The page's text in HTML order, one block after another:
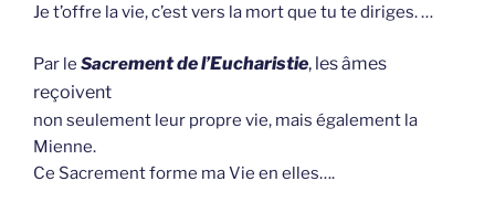
Je t’offre la vie, c’est vers la mort que tu te diriges. …
Par le Sacrement de l’Eucharistie, les âmes
reçoivent
non seulement leur propre vie, mais également la
Mienne.
Ce Sacrement forme ma Vie en elles….